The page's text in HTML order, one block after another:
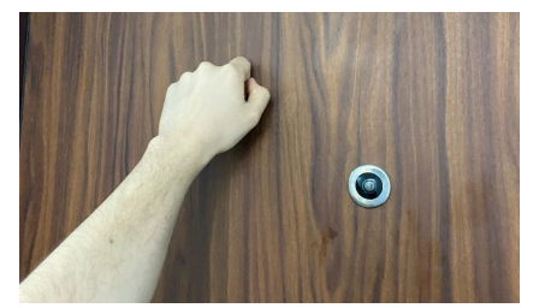
na telefony i dzwonki do drzwi - być może próbuje się do
nas dostać rachmistrz spisowy.